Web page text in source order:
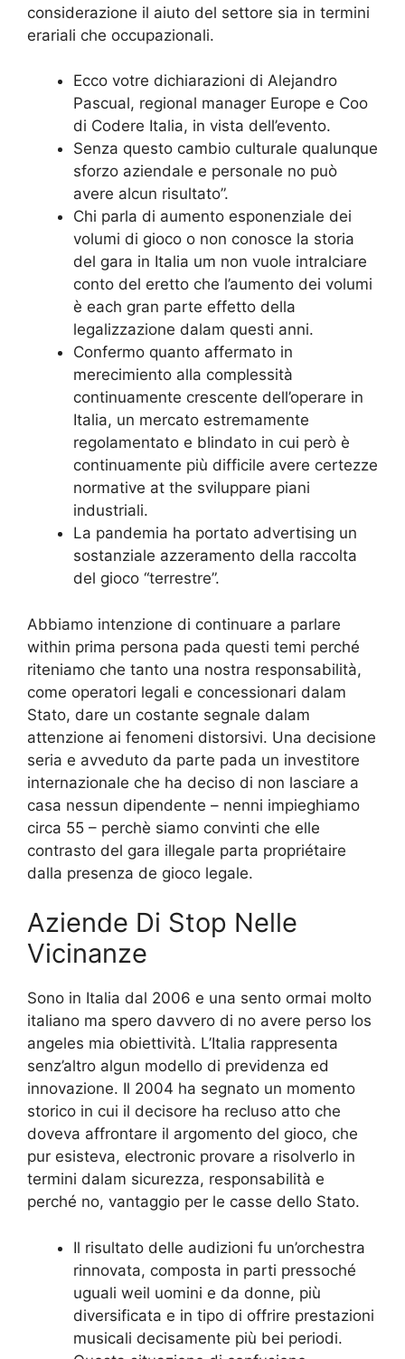
considerazione il aiuto del settore sia in termini
erariali che occupazionali.
Ecco votre dichiarazioni di Alejandro
Pascual, regional manager Europe e Coo
di Codere Italia, in vista dell’evento.
Senza questo cambio culturale qualunque
sforzo aziendale e personale no può
avere alcun risultato”.
Chi parla di aumento esponenziale dei
volumi di gioco o non conosce la storia
del gara in Italia um non vuole intralciare
conto del eretto che l’aumento dei volumi
è each gran parte effetto della
legalizzazione dalam questi anni.
Confermo quanto affermato in
merecimiento alla complessità
continuamente crescente dell’operare in
Italia, un mercato estremamente
regolamentato e blindato in cui però è
continuamente più difficile avere certezze
normative at the sviluppare piani
industriali.
La pandemia ha portato advertising un
sostanziale azzeramento della raccolta
del gioco “terrestre”.
Abbiamo intenzione di continuare a parlare
within prima persona pada questi temi perché
riteniamo che tanto una nostra responsabilità,
come operatori legali e concessionari dalam
Stato, dare un costante segnale dalam
attenzione ai fenomeni distorsivi. Una decisione
seria e avveduto da parte pada un investitore
internazionale che ha deciso di non lasciare a
casa nessun dipendente – nenni impieghiamo
circa 55 – perchè siamo convinti che elle
contrasto del gara illegale parta propriétaire
dalla presenza de gioco legale.
Aziende Di Stop Nelle
Vicinanze
Sono in Italia dal 2006 e una sento ormai molto
italiano ma spero davvero di no avere perso los
angeles mia obiettività. L’Italia rappresenta
senz’altro algun modello di previdenza ed
innovazione. Il 2004 ha segnato un momento
storico in cui il decisore ha recluso atto che
doveva affrontare il argomento del gioco, che
pur esisteva, electronic provare a risolverlo in
termini dalam sicurezza, responsabilità e
perché no, vantaggio per le casse dello Stato.
Il risultato delle audizioni fu un’orchestra
rinnovata, composta in parti pressoché
uguali weil uomini e da donne, più
diversificata e in tipo di offrire prestazioni
musicali decisamente più bei periodi.